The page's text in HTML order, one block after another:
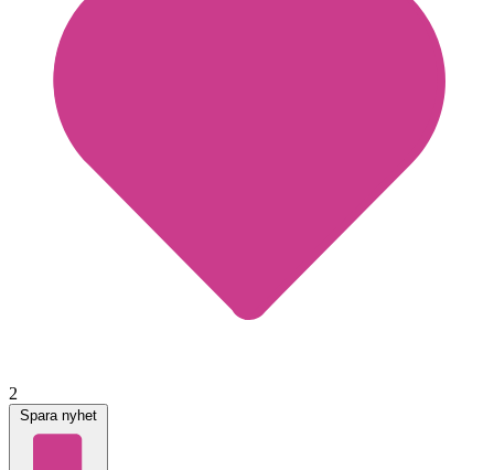
2
Spara nyhet